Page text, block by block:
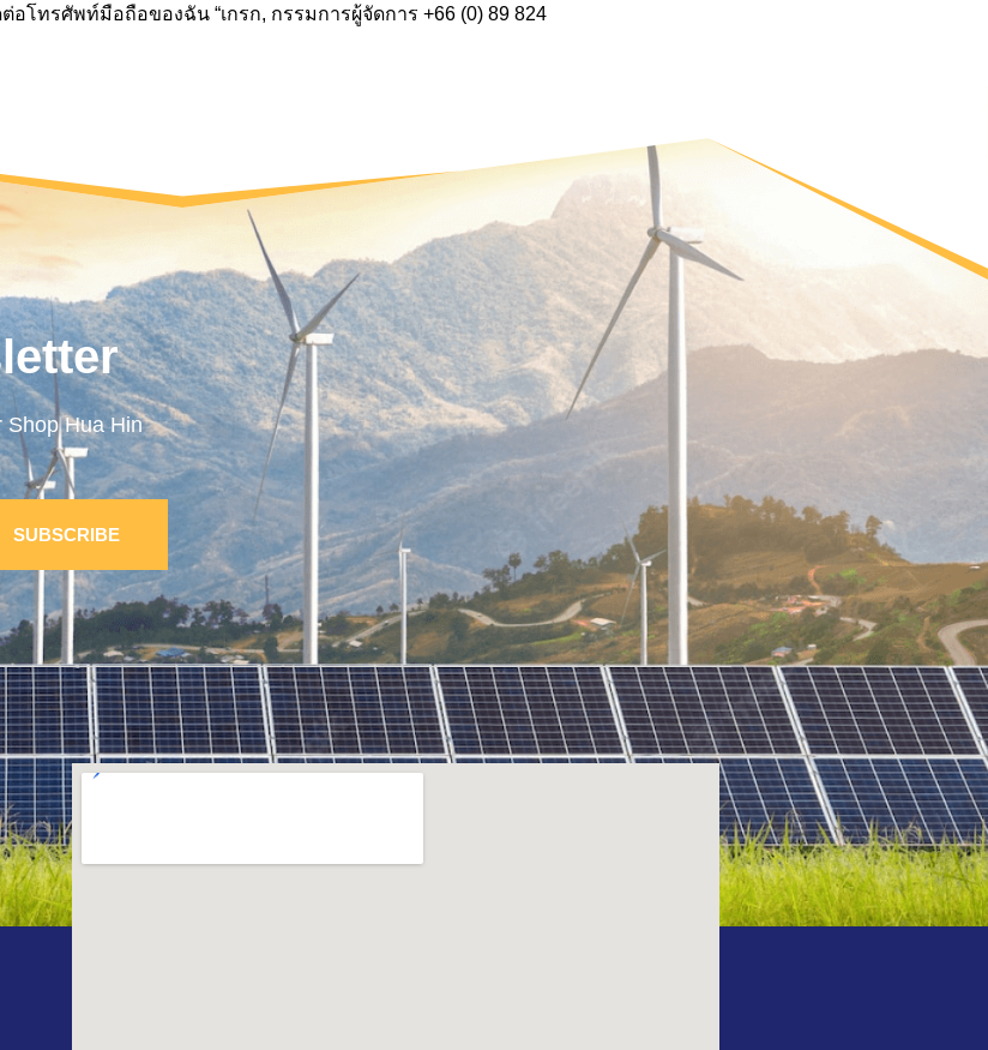
อโทรศัพท์มือถือของฉัน “เกรก, กรรมการผู้จัดการ +66 (0) 89 824
Shop Hua Hin
SUBSCRIBE